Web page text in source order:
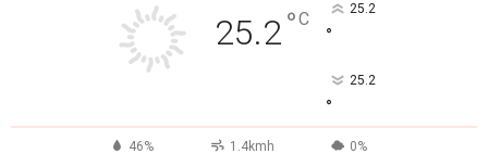
25.2°C 25.2
°
25.2
°
46% 1.4kmh 0%